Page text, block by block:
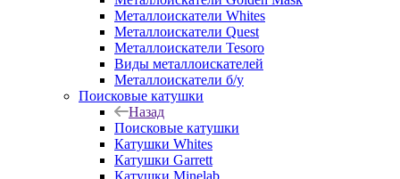
Металлоискатели Whites
Металлоискатели Quest
Металлоискатели Tesoro
Виды металлоискателей
Металлоискатели б/у
Поисковые катушки
Назад
Поисковые катушки
Катушки Whites
Катушки Garrett
Катушки Minelab